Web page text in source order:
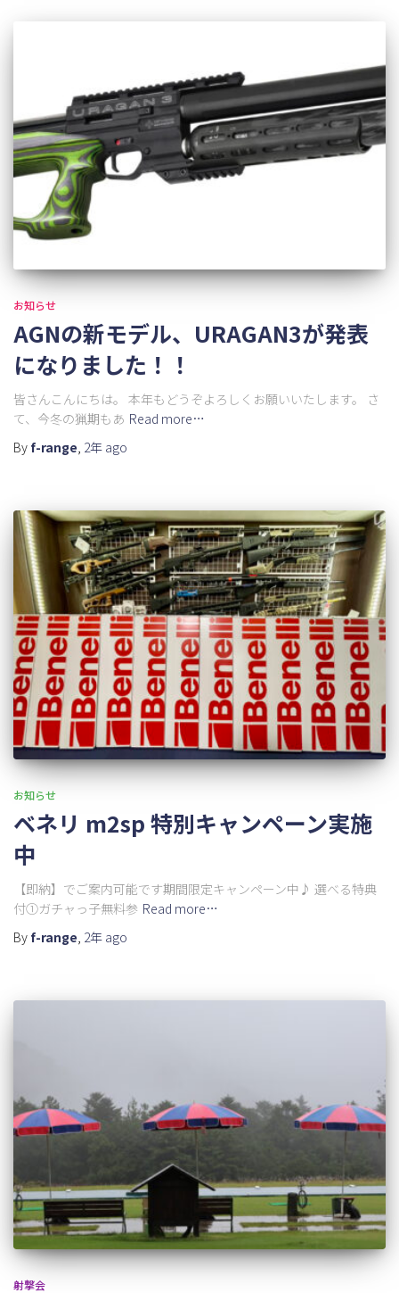
お知らせ
AGNの新モデル、URAGAN3が発表
になりました！！
皆さんこんにちは。 本年もどうぞよろしくお願いいたします。 さ
て、今冬の猟期もあ Read more…
By f-range, 2年 ago
お知らせ
ベネリ m2sp 特別キャンペーン実施
中
【即納】でご案内可能です期間限定キャンペーン中♪ 選べる特典
付①ガチャっ子無料参 Read more…
By f-range 2年 ago
射撃会